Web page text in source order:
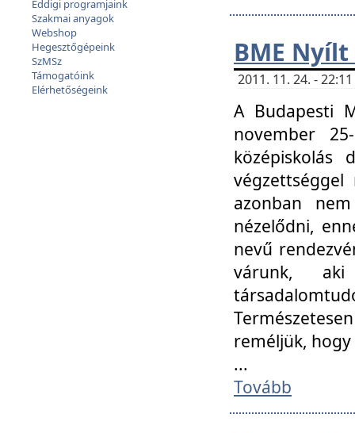
Eddigi programjaink
Szakmai anyagok
Webshop
Hegesztőgépeink
SzMSz
Támogatóink
Elérhetőségeink
BME
2011. 11. 24. -
A Budapesti
november
középiskolás
azonban
nézelődni,
nevű
várunk, aki
reméljük,
...
Tovább